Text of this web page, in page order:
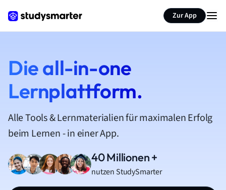
Zur App
Die all-in-one
Lernplattform.
Alle Tools & Lernmaterialien für maximalen Erfolg
beim Lernen - in einer App.
40 Millionen +
nutzen StudySmarter